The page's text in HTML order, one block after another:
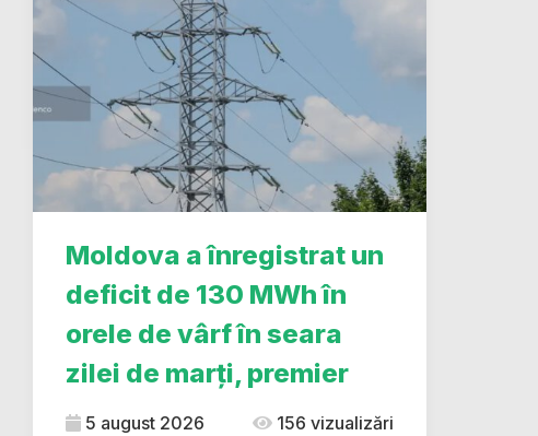
Moldova a înregistrat un
deficit de 130 MWh în
orele de vârf în seara
zilei de marți, premier
5 august 2026 156 vizualizări